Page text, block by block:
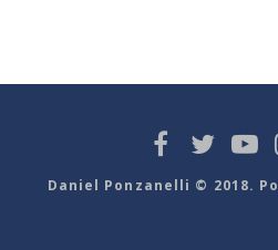
Daniel Ponzanelli © 2018.